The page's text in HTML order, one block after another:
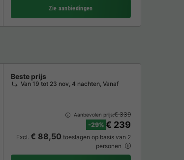
Zie aanbiedingen
Vriezer Koelkast
Beste prijs
Van 19 tot 23 nov, 4 nachten, Vanaf
Aanbevolen prijs:€ 339
-29% € 239
Excl. € 88,50 toeslagen op basis van 2
personen